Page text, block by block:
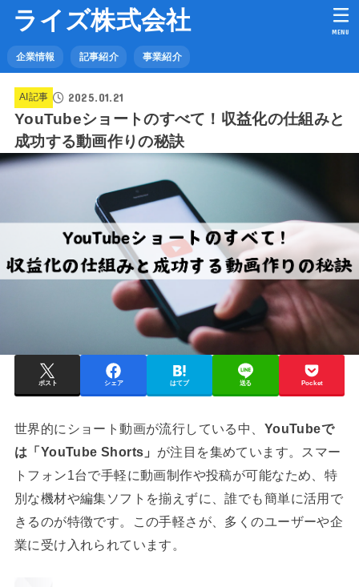
ライズ株式会社
企業情報 記事紹介 事業紹介
MENU
AI記事 2025.01.21
YouTubeショートのすべて！収益化の仕組みと
成功する動画作りの秘訣
ポスト シェア はてブ 送る Pocket
世界的にショート動画が流行している中、 YouTubeで
は「YouTube Shorts」 が注目を集めています。スマー
トフォン1台で手軽に動画制作や投稿が可能なため、特
別な機材や編集ソフトを揃えずに、誰でも簡単に活用で
きるのが特徴です。この手軽さが、多くのユーザーや企
業に受け入れられています。